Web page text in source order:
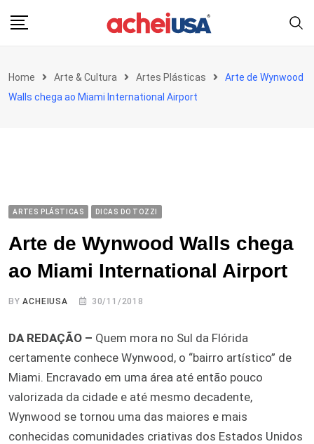
Home Arte & Cultura Artes Plásticas
Arte de Wynwood
Walls chega ao Miami International Airport
ARTES PLÁSTICAS DICAS DO TOZZI
Arte de Wynwood Walls chega
ao Miami International Airport
BYACHEIUSA 30/11/2018
DA REDAÇÃO – Quem mora no Sul da Flórida
certamente conhece Wynwood, o “bairro artístico” de
Miami. Encravado em uma área até então pouco
valorizada da cidade e até mesmo decadente,
Wynwood se tornou uma das maiores e mais
conhecidas comunidades criativas dos Estados Unidos